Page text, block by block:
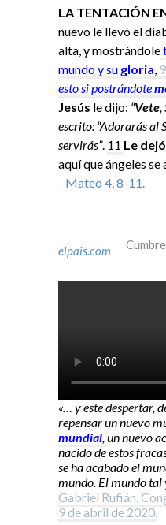
LA TENTACIÓN
nuevo le llevó el
alta, y mostrándole
mundo y su gloria, 9
esto sipostrándote
Jesús le dijo: “Vete,
escrito: “Adorarás al
servirás”. 11 Le dejó
aquí que ángeles
- Mateo 4, 8-11.
elpais.com
«… y este despertar,
repensar un nuevo
mundial, un nuevo
nacido de estos
se ha acabado el
mundo. El mundo tal
Gabriel Rufián.
9 de abril de 2020.